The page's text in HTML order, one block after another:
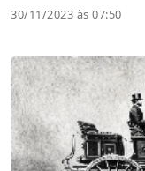
30/11/2023 às 07:50